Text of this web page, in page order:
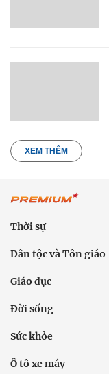
XEM THÊM
Thời sự
Dân tộc và Tôn giáo
Giáo dục
Đời sống
Sức khỏe
Ô tô xe máy